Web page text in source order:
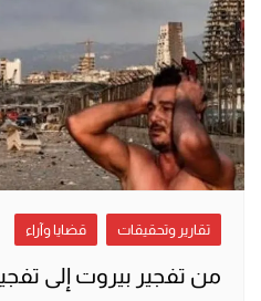
تقارير وتحقيقات قضايا وآراء
من تفجير بيروت إلى